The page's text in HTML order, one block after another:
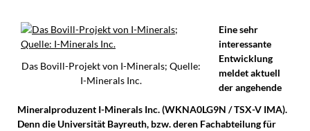
Das Bovill-Projekt von I-Minerals; Quelle:
I-Minerals Inc.
Eine sehr
interessante
Entwicklung
meldet aktuell
der angehende
Mineralproduzent I-Minerals Inc. (WKNA0LG9N / TSX-V IMA).
Denn die Universität Bayreuth, bzw. deren Fachabteilung für